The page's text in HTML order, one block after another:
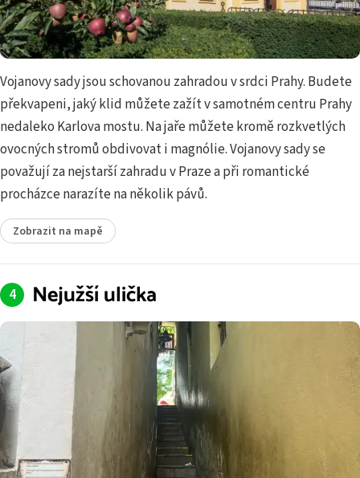
Vojanovy sady jsou schovanou zahradou v srdci Prahy. Budete
překvapeni, jaký klid můžete zažít v samotném centru Prahy
nedaleko Karlova mostu. Na jaře můžete kromě rozkvetlých
ovocných stromů obdivovat i magnólie. Vojanovy sady se
považují za nejstarší zahradu v Praze a při romantické
procházce narazíte na několik pávů.
Zobrazit na mapě
Nejužší ulička